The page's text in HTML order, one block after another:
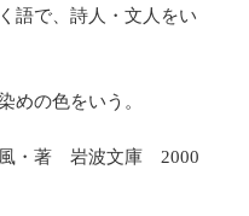
語で、詩人・文人をい
めの色をいう。
風・著 岩波文庫 2000